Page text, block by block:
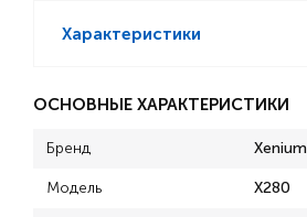
Характеристики
ОСНОВНЫЕ ХАРАКТЕРИСТИКИ
Бренд Xenium
Модель X280